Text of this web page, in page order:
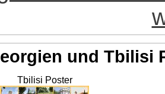
und Tbilisi
Tbilisi Poster